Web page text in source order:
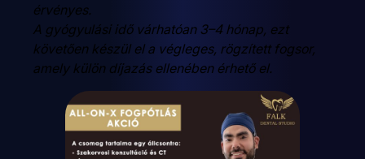
érvényes.
A gyógyulási idő várhatóan 3–4 hónap, ezt
követően készül el a végleges, rögzített fogsor,
amely külön díjazás ellenében érhető el.